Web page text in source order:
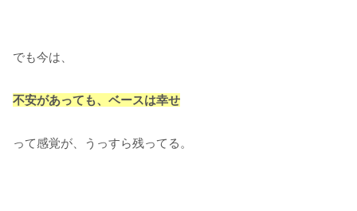
でも今は、
不安があっても、ベースは幸せ
って感覚が、うっすら残ってる。